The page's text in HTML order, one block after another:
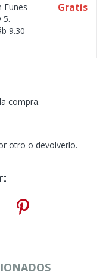
Funes
5.
9.30
Gratis
compra.
otro o devolverlo.